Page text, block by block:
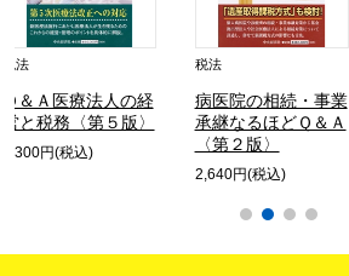
税法
Ｑ＆Ａ医療法人の経
営と税務〈第５版〉
3,300円(税込)
税法
病医院の相続・事業
承継なるほどＱ＆Ａ
〈第２版〉
2,640円(税込)